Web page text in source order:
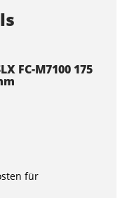
FC-M7100 175
für